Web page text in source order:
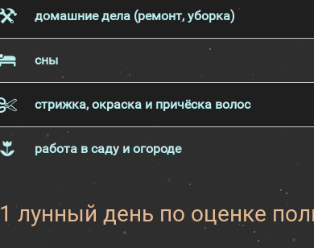
домашние дела (ремонт, уборка)
сны
стрижка, окраска и причёска волос
работа в саду и огороде
1 лунный день по оценке